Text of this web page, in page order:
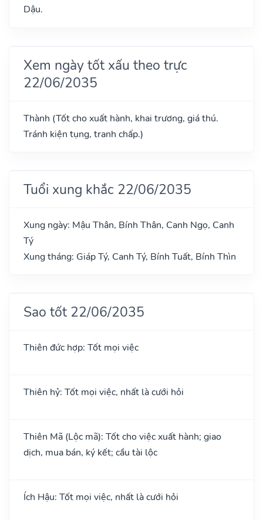
Dậu.
Xem ngày tốt xấu theo trực
22/06/2035
Thành (Tốt cho xuất hành, khai trương, giá thú.
Tránh kiện tụng, tranh chấp.)
Tuổi xung khắc 22/06/2035
Xung ngày: Mậu Thân, Bính Thân, Canh Ngọ, Canh
Tý
Xung tháng: Giáp Tý, Canh Tý, Bính Tuất, Bính Thìn
Sao tốt 22/06/2035
Thiên đức hợp: Tốt mọi việc
Thiên hỷ: Tốt mọi việc, nhất là cưới hỏi
Thiên Mã (Lộc mã): Tốt cho việc xuất hành; giao
dịch, mua bán, ký kết; cầu tài lộc
Ích Hậu: Tốt mọi việc, nhất là cưới hỏi